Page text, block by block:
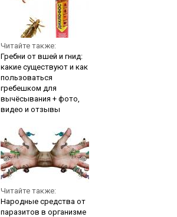
Читайте также:
Гребни от вшей и гнид:
какие существуют и как
пользоваться
гребешком для
вычёсывания + фото,
видео и отзывы
Читайте также:
Народные средства от
паразитов в организме